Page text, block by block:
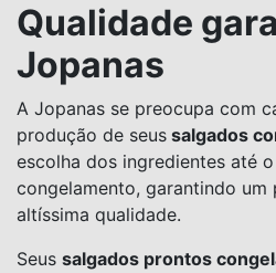
Qualidade
Jopanas
A Jopanas se preocupa com
produção de seus salgados
escolha dos ingredientes até
congelamento, garantindo
altíssima qualidade.
Seus salgados prontos